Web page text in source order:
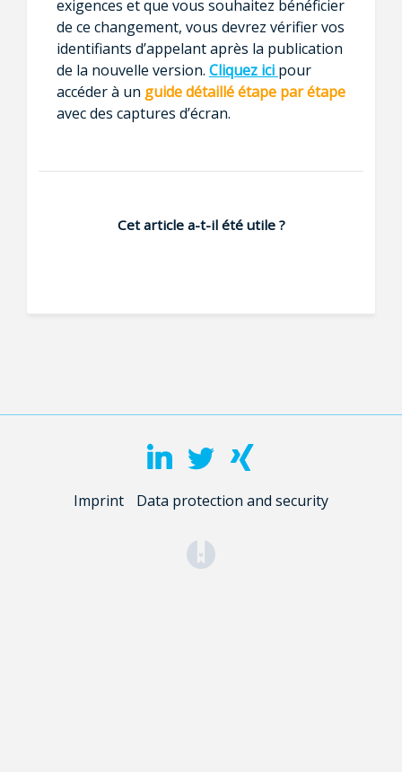
exigences et que vous souhaitez bénéficier
de ce changement, vous devrez vérifier vos
identifiants d’appelant après la publication
de la nouvelle version. Cliquez ici pour
accéder à un guide détaillé étape par étape
avec des captures d’écran.
Cet article a-t-il été utile ?
Imprint Data protection and security